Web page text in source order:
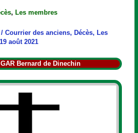
,Les membres
/Courrier des anciens,Décès,Les
19 août 2021
Bernard de Dinechin